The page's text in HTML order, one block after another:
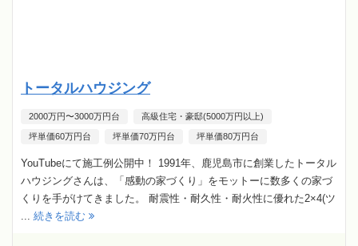
トータルハウジング
2000万円〜3000万円台 高級住宅・豪邸(5000万円以上)
坪単価60万円台 坪単価70万円台 坪単価80万円台
YouTubeにて施工例公開中！ 1991年、鹿児島市に創業したトータル
ハウジングさんは、「感動の家づくり」をモットーに数多くの家づ
くりを手がけてきました。 耐震性・耐久性・耐火性に優れた2×4(ツ
続きを読む